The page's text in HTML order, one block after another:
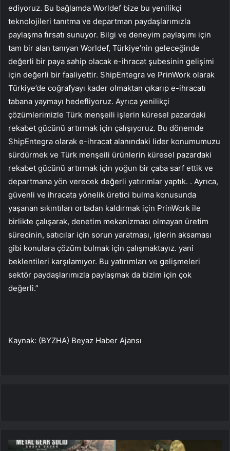
ediyoruz. Bu bağlamda Worldef bize bu yenilikçi
teknolojileri tanıtma ve departman paydaşlarımızla
paylaşma fırsatı sunuyor. Bilgi ve deneyim paylaşımı için
tam bir alan tanıyan Worldef, Türkiye’nin geleceğinde
değerli bir paya sahip olacak e-ihracat şubesinin gelişimi
için değerli bir faaliyettir. ShipEntegra ve PrinWork olarak
Türkiye’de coğrafyayı kader olmaktan çıkarıp e-ihracatı
tabana yaymayı hedefliyoruz. Ayrıca yenilikçi
çözümlerimizle Türk menşeili işlerin küresel pazardaki
rekabet gücünü artırmak için çalışıyoruz. Bu dönemde
ShipEntegra olarak e-ihracat alanındaki lider konumumuzu
sürdürmek ve Türk menşeili ürünlerin küresel pazardaki
rekabet gücünü artırmak için yoğun bir çaba sarf ettik ve
departmana yön verecek değerli yatırımlar yaptık. . Ayrıca,
güvenli ve ihracata yönelik üretici bulma konusunda
yaşanan sıkıntıları ortadan kaldırmak için PrinWork ile
birlikte çalışarak, denetim mekanizması olmayan üretim
sürecinin, satıcılar için sorun yaratması, işlerin aksaması
gibi konulara çözüm bulmak için çalışmaktayız. yani
beklentileri karşılamıyor. Bu yatırımları ve gelişmeleri
sektör paydaşlarımızla paylaşmak da bizim için çok
değerli.”
Kaynak: (BYZHA) Beyaz Haber Ajansı